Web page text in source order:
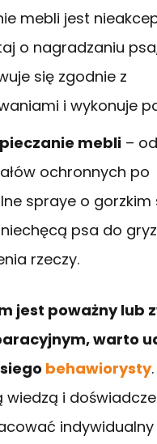
mebli jest
o nagradzaniu
się zgodnie z
i wykonuje
mebli –
ochronnych po
spraye o gorzkim
psa do
rzeczy.
jest poważny lub
warto
behawiorysty
wiedzą i
indywidualny